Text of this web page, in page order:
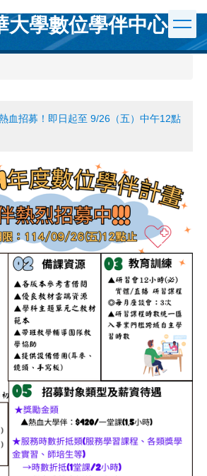
大學數位學伴中心
血招募！即日起至 9/26（五）中午12點